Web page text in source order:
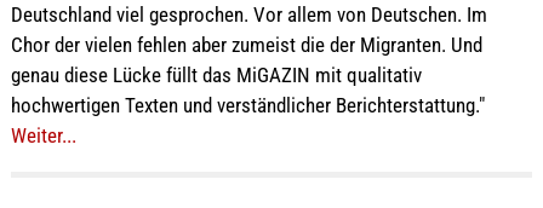
Deutschland viel gesprochen. Vor allem von Deutschen. Im
Chor der vielen fehlen aber zumeist die der Migranten. Und
genau diese Lücke füllt das MiGAZIN mit qualitativ
hochwertigen Texten und verständlicher Berichterstattung."
Weiter...